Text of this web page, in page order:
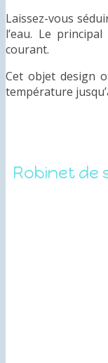
Laissez-vous
l’eau. Le
courant.
Cet objet design
température
Robinet de